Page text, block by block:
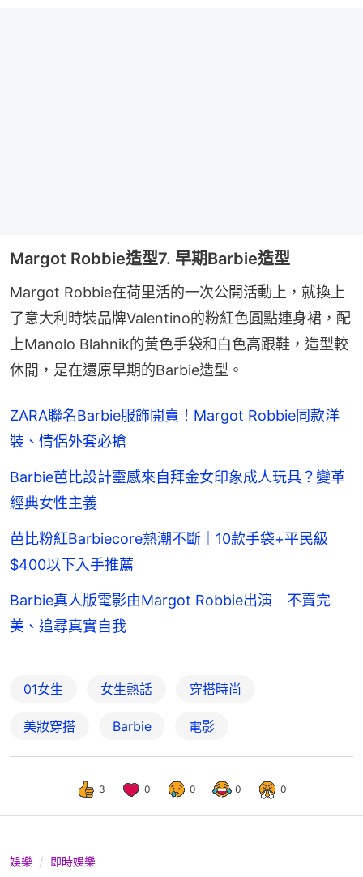
Margot Robbie造型7. 早期Barbie造型
Margot Robbie在荷里活的一次公開活動上，就換上
了意大利時裝品牌Valentino的粉紅色圓點連身裙，配
上Manolo Blahnik的黃色手袋和白色高跟鞋，造型較
休閒，是在還原早期的Barbie造型。
ZARA聯名Barbie服飾開賣！Margot Robbie同款洋
裝、情侶外套必搶
Barbie芭比設計靈感來自拜金女印象成人玩具？變革
經典女性主義
芭比粉紅Barbiecore熱潮不斷｜10款手袋+平民級
$400以下入手推薦
Barbie真人版電影由Margot Robbie出演 不賣完
美、追尋真實自我
01女生 女生熱話 穿搭時尚
美妝穿搭 Barbie 電影
3 0 0 0 0
娛樂 即時娛樂